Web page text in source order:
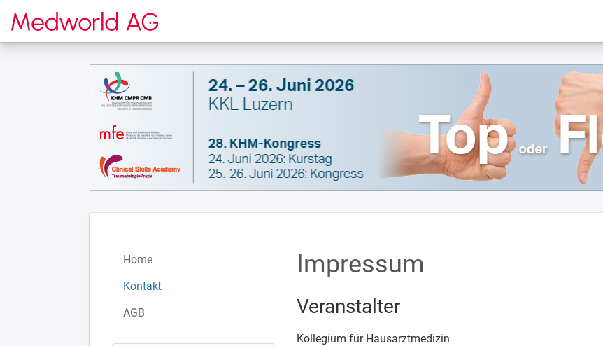
Zur Startseite
Home
Kontakt
AGB
Impressum
Veranstalter
Kollegium für Hausarztmedizin